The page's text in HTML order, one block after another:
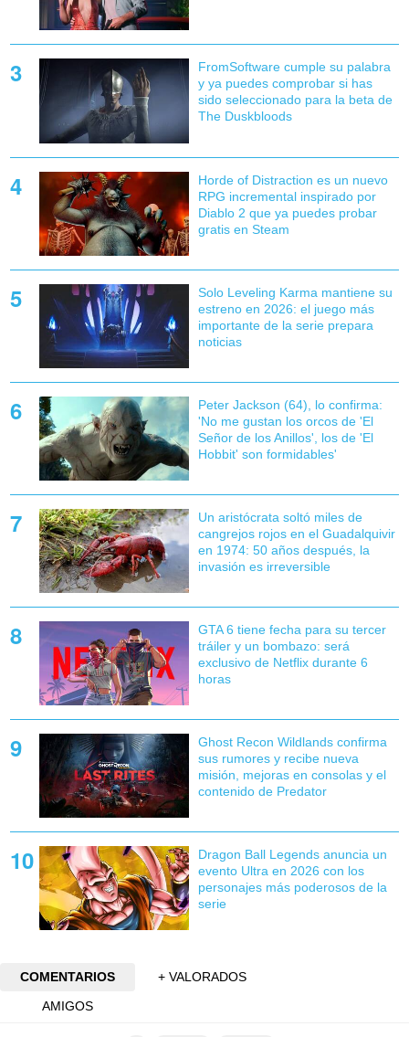
FromSoftware cumple su palabra
y ya puedes comprobar si has
sido seleccionado para la beta de
The Duskbloods
Horde of Distraction es un nuevo
RPG incremental inspirado por
Diablo 2 que ya puedes probar
gratis en Steam
Solo Leveling Karma mantiene su
estreno en 2026: el juego más
importante de la serie prepara
noticias
Peter Jackson (64), lo confirma:
'No me gustan los orcos de 'El
Señor de los Anillos', los de 'El
Hobbit' son formidables'
Un aristócrata soltó miles de
cangrejos rojos en el Guadalquivir
en 1974: 50 años después, la
invasión es irreversible
GTA 6 tiene fecha para su tercer
tráiler y un bombazo: será
exclusivo de Netflix durante 6
horas
Ghost Recon Wildlands confirma
sus rumores y recibe nueva
misión, mejoras en consolas y el
contenido de Predator
Dragon Ball Legends anuncia un
evento Ultra en 2026 con los
personajes más poderosos de la
serie
COMENTARIOS
+ VALORADOS
AMIGOS